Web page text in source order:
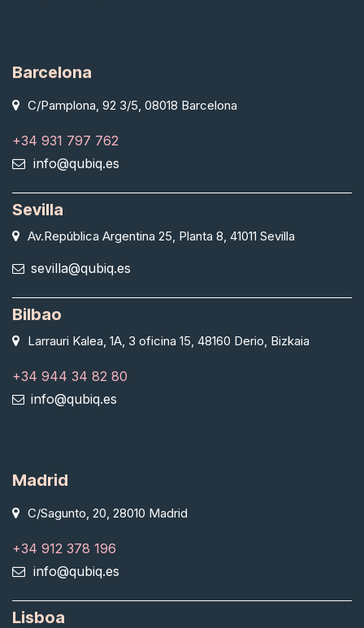
Barcelona
C/Pamplona, 92 3/5, 08018 Barcelona
+34 931 797 762
info@qubiq.es
Sevilla
Av.República Argentina 25, Planta 8, 41011 Sevilla
sevilla@qubiq.es
Bilbao
Larrauri Kalea, 1A, 3 oficina 15, 48160 Derio, Bizkaia
+34 944 34 82 80
info@qubiq.es
Madrid
C/Sagunto, 20, 28010 Madrid
+34 912 378 196
info@qubiq.es
Lisboa